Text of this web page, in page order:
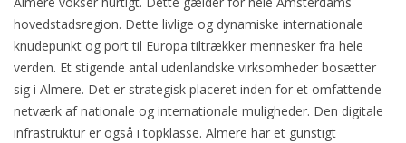
hovedstadsregion. Dette livlige og dynamiske internationale
knudepunkt og port til Europa tiltrækker mennesker fra hele
verden. Et stigende antal udenlandske virksomheder bosætter
sig i Almere. Det er strategisk placeret inden for et omfattende
netværk af nationale og internationale muligheder. Den digitale
infrastruktur er også i topklasse. Almere har et gunstigt